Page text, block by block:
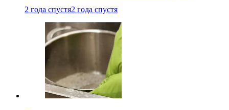
2 года спустя2 года спустя